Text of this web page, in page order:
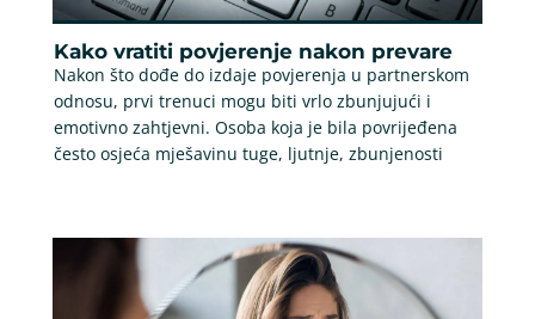
Kako vratiti povjerenje nakon prevare
Nakon što dođe do izdaje povjerenja u partnerskom
odnosu, prvi trenuci mogu biti vrlo zbunjujući i
emotivno zahtjevni. Osoba koja je bila povrijeđena
često osjeća mješavinu tuge, ljutnje, zbunjenosti